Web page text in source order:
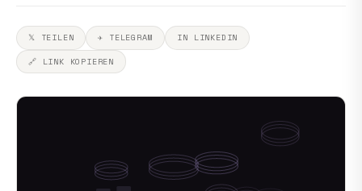
𝕏 TEILEN ✈ TELEGRAM
IN LINKEDIN
🔗 LINK KOPIEREN